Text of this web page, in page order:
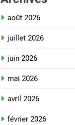
août 2026
juillet 2026
juin 2026
mai 2026
avril 2026
février 2026